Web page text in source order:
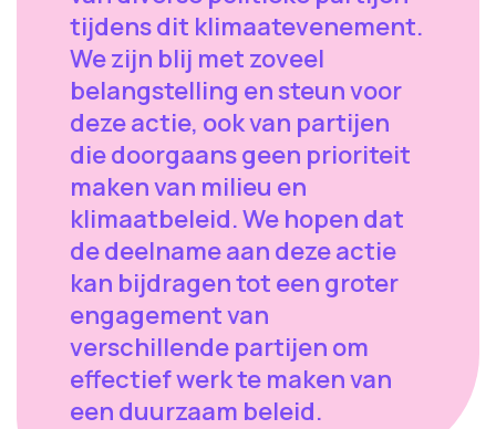
tijdens dit klimaatevenement.
We zijn blij met zoveel
belangstelling en steun voor
deze actie, ook van partijen
die doorgaans geen prioriteit
maken van milieu en
klimaatbeleid. We hopen dat
de deelname aan deze actie
kan bijdragen tot een groter
engagement van
verschillende partijen om
effectief werk te maken van
een duurzaam beleid.